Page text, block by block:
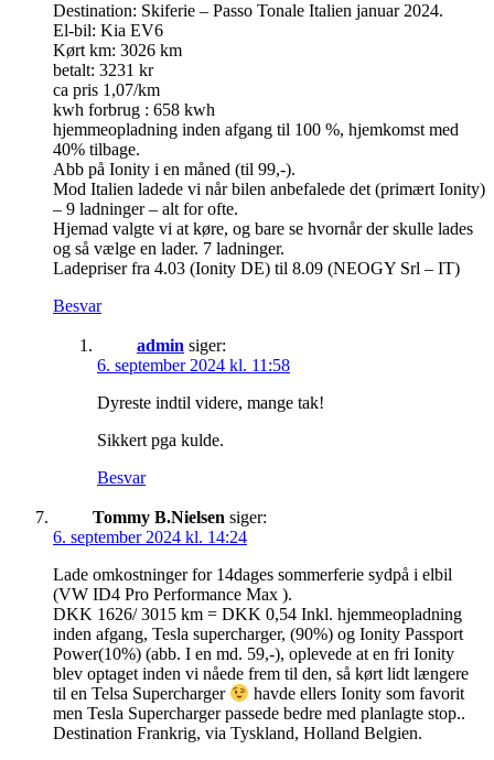
Destination: Skiferie – Passo Tonale Italien januar 2024.
El-bil: Kia EV6
Kørt km: 3026 km
betalt: 3231 kr
ca pris 1,07/km
kwh forbrug : 658 kwh
hjemmeopladning inden afgang til 100 %, hjemkomst med
40% tilbage.
Abb på Ionity i en måned (til 99,-).
Mod Italien ladede vi når bilen anbefalede det (primært Ionity)
– 9 ladninger – alt for ofte.
Hjemad valgte vi at køre, og bare se hvornår der skulle lades
og så vælge en lader. 7 ladninger.
Ladepriser fra 4.03 (Ionity DE) til 8.09 (NEOGY Srl – IT)
Besvar
admin siger:
6. september 2024 kl. 11:58
Dyreste indtil videre, mange tak!
Sikkert pga kulde.
Besvar
Tommy B.Nielsen siger:
6. september 2024 kl. 14:24
Lade omkostninger for 14dages sommerferie sydpå i elbil
(VW ID4 Pro Performance Max ).
DKK 1626/ 3015 km = DKK 0,54 Inkl. hjemmeopladning
inden afgang, Tesla supercharger, (90%) og Ionity Passport
Power(10%) (abb. I en md. 59,-), oplevede at en fri Ionity
blev optaget inden vi nåede frem til den, så kørt lidt længere
til en Telsa Supercharger
havde ellers Ionity som favorit
men Tesla Supercharger passede bedre med planlagte stop..
Destination Frankrig, via Tyskland, Holland Belgien.